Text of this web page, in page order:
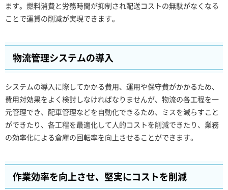
ます。燃料消費と労務時間が抑制され配送コストの無駄がなくなる
ことで運賃の削減が実現できます。
物流管理システムの導入
システムの導入に際してかかる費用、運用や保守費がかかるため、
費用対効果をよく検討しなければなりませんが、物流の各工程を一
元管理でき、配車管理などを自動化できるため、ミスを減らすこと
ができたり、各工程を最適化して人的コストを削減できたり、業務
の効率化による倉庫の回転率を向上させることができます。
作業効率を向上させ、堅実にコストを削減